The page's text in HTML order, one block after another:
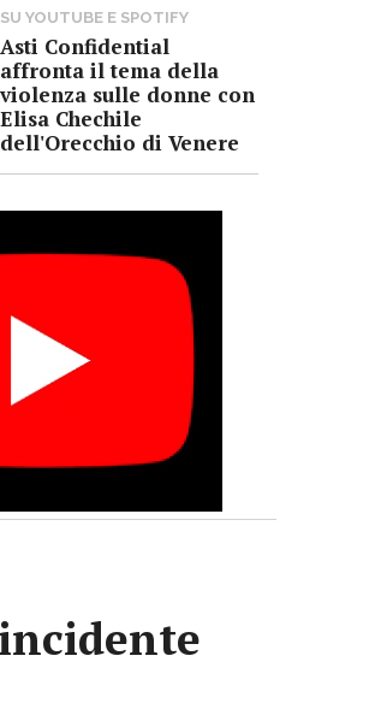
SU YOUTUBE E SPOTIFY
Asti Confidential
affronta il tema della
violenza sulle donne con
Elisa Chechile
dell'Orecchio di Venere